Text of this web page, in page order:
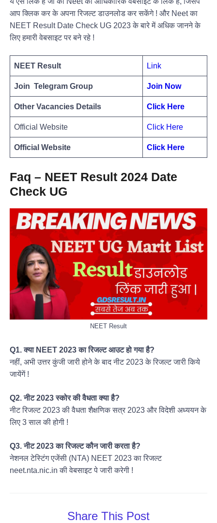
आप क्लिक कर के अपना रिजल्ट डाउनलोड कर सकेंगे ! और Neet का
NEET Result Date Check UG 2023 के बारे में अधिक जानने के
लिए हमारी वेबसाइट पर बने रहे !
NEET Result Link
Join Telegram Group Join Now
Other Vacancies Details Click Here
Official Website Click Here
Official Website Click Here
Faq – NEET Result 2024 Date
Check UG
NEET Result
Q1. क्या NEET 2023 का रिजल्ट आउट हो गया है?
नहीं, अभी उत्तर कुंजी जारी होने के बाद नीट 2023 के रिजल्ट जारी किये
जायेंगें !
Q2. नीट 2023 स्कोर की वैधता क्या है?
नीट रिजल्ट 2023 की वैधता शैक्षणिक सत्र 2023 और विदेशी अध्ययन के
लिए 3 साल की होगी !
Q3. नीट 2023 का रिजल्ट कौन जारी करता है?
नेशनल टेस्टिंग एजेंसी (NTA) NEET 2023 का रिजल्ट
neet.nta.nic.in की वेबसाइट पे जारी करेगी !
Share This Post